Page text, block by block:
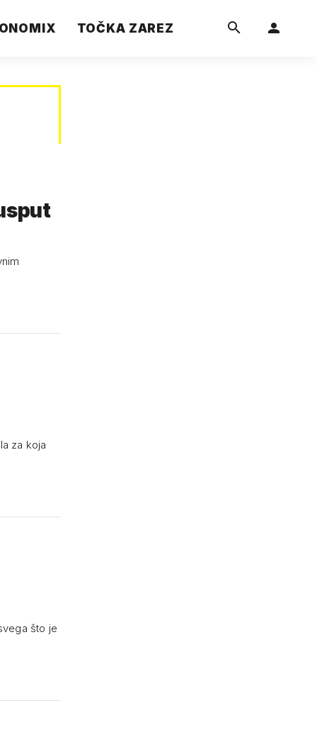
TOČKA ZAREZ
za koja
što je